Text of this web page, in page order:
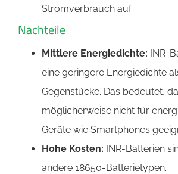
Stromverbrauch auf.
Nachteile
Mittlere Energiedichte: INR-
eine geringere Energiedichte
Gegenstücke. Das bedeutet,
möglicherweise nicht für
Geräte wie Smartphones
Hohe Kosten: INR-Batterien
andere 18650-Batterietypen.